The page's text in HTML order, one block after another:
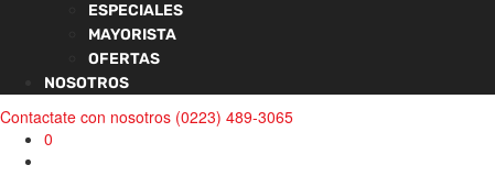
ESPECIALES
MAYORISTA
OFERTAS
NOSOTROS
Contactate con nosotros (0223) 489-3065
0